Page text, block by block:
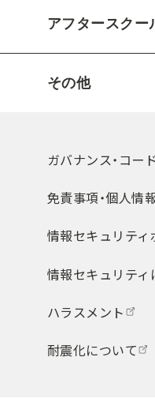
アフタースクー
その他
ガバナンス・コード
免責事項・個人情
情報セキュリティ
情報セキュリテ
ハラスメント
耐震化について